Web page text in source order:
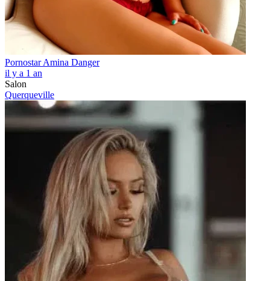
Pornostar Amina Danger
il y a 1 an
Salon
Querqueville